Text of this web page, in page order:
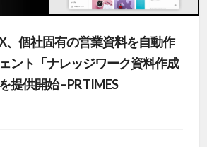
、個社固有の営業資料を自動作
ント「ナレッジワーク資料作成
提供開始 – PR TIMES